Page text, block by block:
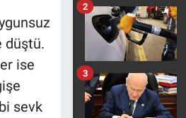
düştü.
ise
sevk
2
3